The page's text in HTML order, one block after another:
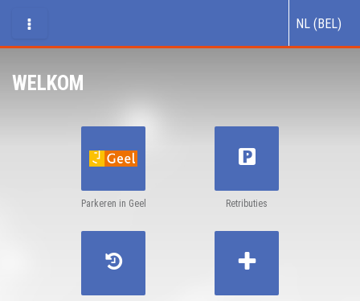
NL (BEL)
WELKOM
Parkeren in Geel Retributies